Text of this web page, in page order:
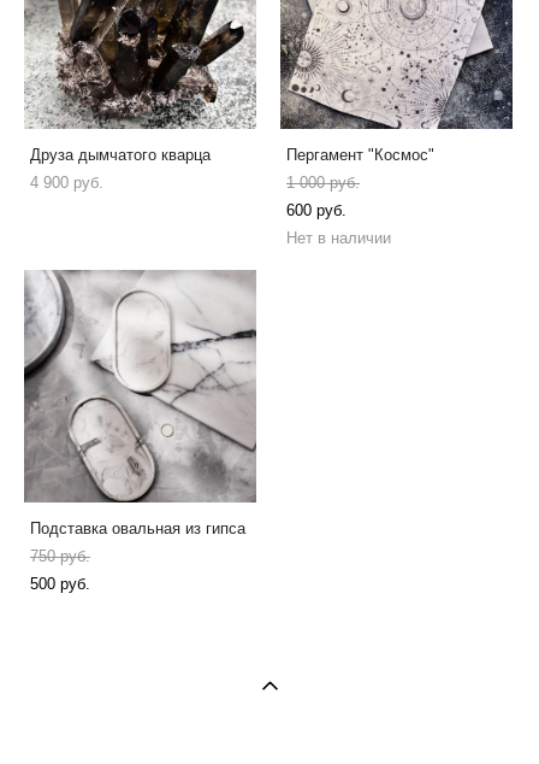
Друза дымчатого кварца
4 900 pуб.
Пергамент "Космос"
1 000 pуб.
600 pуб.
Нет в наличии
Подставка овальная из гипса
750 pуб.
500 pуб.